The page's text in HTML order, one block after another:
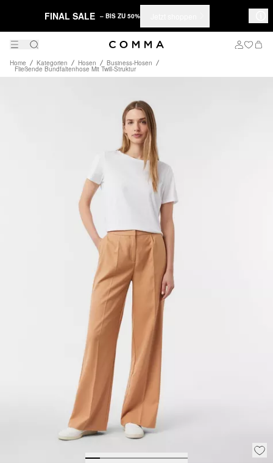
FINAL SALE – BIS ZU 50%
Home Kategorien Hosen Business-Hosen
Fließende Bundfaltenhose Mit Twill-Struktur